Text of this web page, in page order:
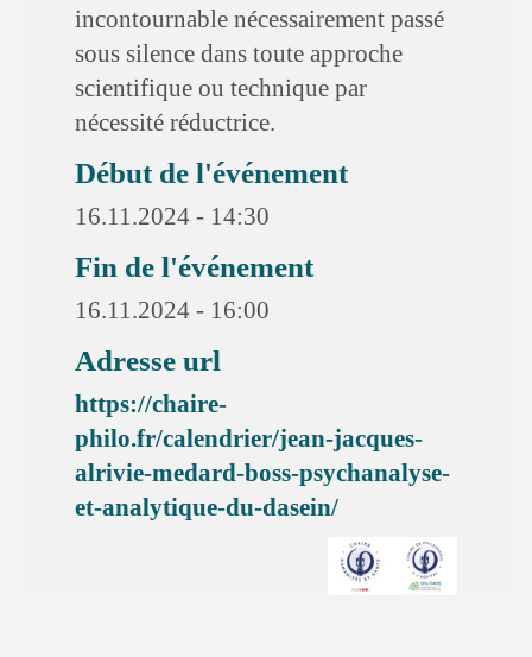
incontournable nécessairement passé
sous silence dans toute approche
scientifique ou technique par
nécessité réductrice.
Début de l'événement
16.11.2024 - 14:30
Fin de l'événement
16.11.2024 - 16:00
Adresse url
https://chaire-
philo.fr/calendrier/jean-jacques-
alrivie-medard-boss-psychanalyse-
et-analytique-du-dasein/